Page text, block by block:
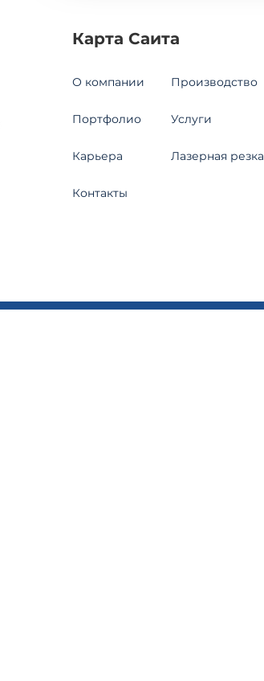
Карта Саита
О компании
Портфолио
Карьера
Контакты
Производство
Услуги
Лазерная резка